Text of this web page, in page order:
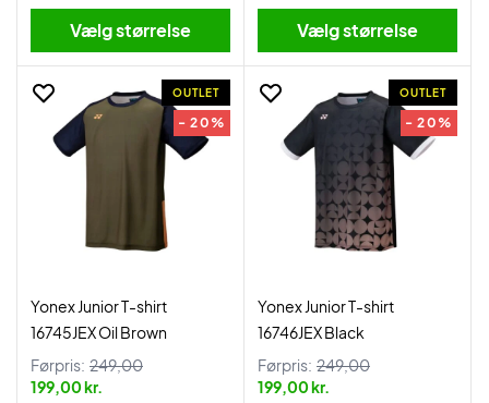
Vælg størrelse Vælg størrelse
OUTLET
- 20%
Yonex Junior T-shirt
16745JEX Oil Brown
Førpris: 249,00
199,00 kr.
OUTLET
- 20%
Yonex Junior T-shirt
16746JEX Black
Førpris: 249,00
199,00 kr.